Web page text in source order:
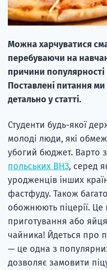
Можна харчуватися
перебуваючи на
причини популярності
Поставлені питання
детально у статті.
Студенти будь-якої
молоді люди, які
убогий бюджет. Варто
польських ВНЗ, серед
уродженців інших
фастфуду. Також
обожнюють піцерії.
приготування або
чайника! Йдеться про
— це одна з
дозволяє замовити